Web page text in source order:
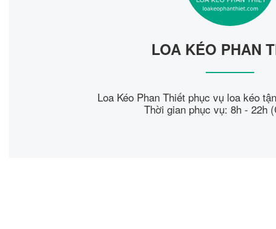
LOA KÉO PHAN
Loa Kéo Phan Thiết phục vụ loa kéo
Thời gian phục vụ: 8h - 22h